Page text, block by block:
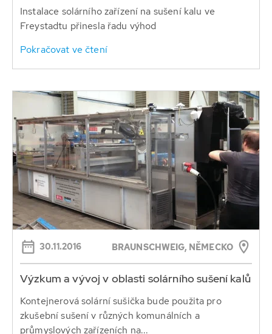
Instalace solárního zařízení na sušení kalu ve
Freystadtu přinesla řadu výhod
Pokračovat ve čtení
30.11.2016 BRAUNSCHWEIG, NĚMECKO
Výzkum a vývoj v oblasti solárního sušení kalů
Kontejnerová solární sušička bude použita pro
zkušební sušení v různých komunálních a
průmyslových zařízeních na...